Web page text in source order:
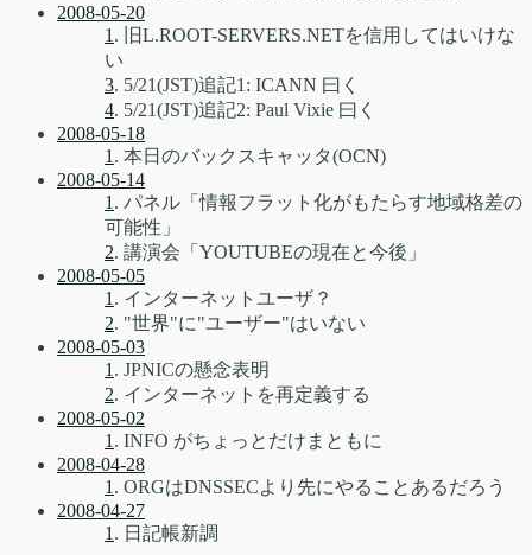
2008-05-20
1 . 旧L.ROOT-SERVERS.NETを信用してはいけな
い
3. 5/21(JST)追記1: ICANN 曰く
4. 5/21(JST)追記2: Paul Vixie 曰く
2008-05-18
1 . 本日のバックスキャッタ(OCN)
2008-05-14
1 . パネル「情報フラット化がもたらす地域格差の
可能性」
2. 講演会「YOUTUBEの現在と今後」
2008-05-05
1 . インターネットユーザ？
2. "世界"に"ユーザー"はいない
2008-05-03
1 . JPNICの懸念表明
2. インターネットを再定義する
2008-05-02
1 . INFO がちょっとだけまともに
2008-04-28
1 . ORGはDNSSECより先にやることあるだろう
2008-04-27
1 . 日記帳新調